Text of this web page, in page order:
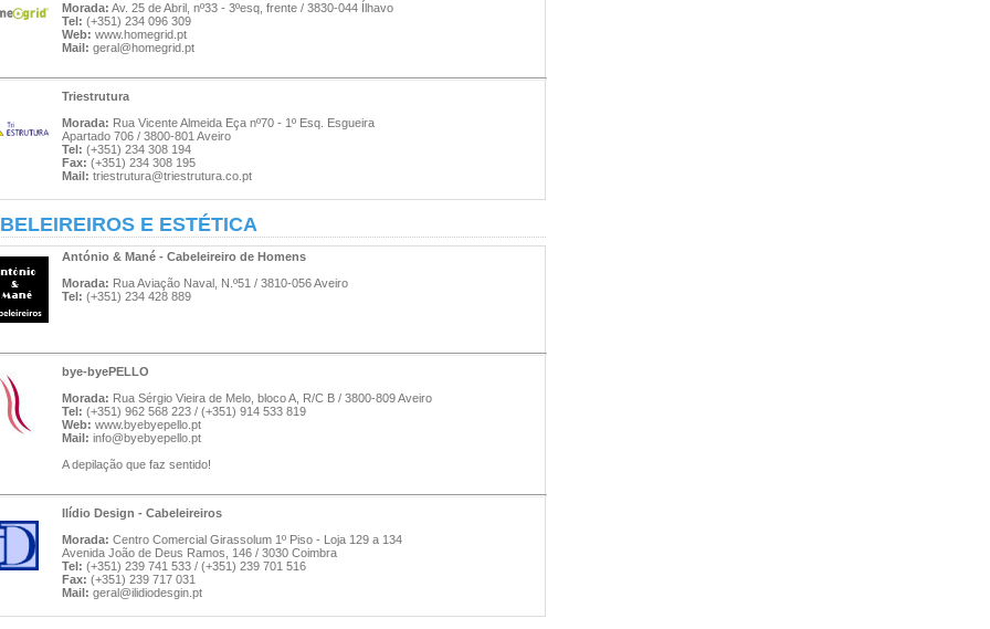
Morada: Av. 25 de Abril, nº33 - 3ºesq, frente / 3830-044 Ílhavo
Tel: (+351) 234 096 309
Web: www.homegrid.pt
Mail: geral@homegrid.pt
Triestrutura
Morada: Rua Vicente Almeida Eça nº70 - 1º Esq. Esgueira
Apartado 706 / 3800-801 Aveiro
Tel: (+351) 234 308 194
Fax: (+351) 234 308 195
Mail: triestrutura@triestrutura.co.pt
E ESTÉTICA
António & Mané - Cabeleireiro de Homens
Morada: Rua Aviação Naval, N.º51 / 3810-056 Aveiro
Tel: (+351) 234 428 889
bye-byePELLO
Morada: Rua Sérgio Vieira de Melo, bloco A, R/C B / 3800-809 Aveiro
Tel: (+351) 962 568 223 / (+351) 914 533 819
Web: www.byebyepello.pt
Mail: info@byebyepello.pt
A depilação que faz sentido!
Ilídio Design - Cabeleireiros
Morada: Centro Comercial Girassolum 1º Piso - Loja 129 a 134
Avenida João de Deus Ramos, 146 / 3030 Coimbra
Tel: (+351) 239 741 533 / (+351) 239 701 516
Fax: (+351) 239 717 031
Mail: geral@ilidiodesgin.pt